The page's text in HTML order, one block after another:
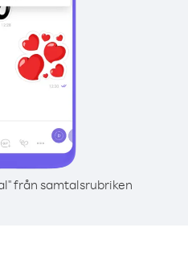
från samtalsrubriken